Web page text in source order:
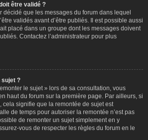
être validé ?
décidé que les messages du forum dans lequel
validés avant d’être publiés. Il est possible aussi
placé dans un groupe dont les messages doivent
Contactez l’administrateur pour plus
sujet ?
le sujet » lors de sa consultation, vous
haut du forum sur la première page. Par ailleurs, si
cela signifie que la remontée de sujet est
de temps pour autoriser la remontée n’est pas
de remonter un sujet simplement en y
vous de respecter les règles du forum en le